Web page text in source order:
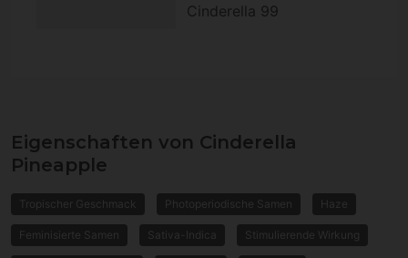
Cinderella 99
Eigenschaften von Cinderella
Pineapple
Tropischer Geschmack Photoperiodische Samen Haze
Feminisierte Samen Sativa-Indica Stimulierende Wirkung